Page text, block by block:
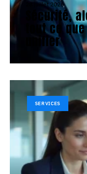
28 juillet 2026
Sécurité,
tout ce
unifier
SERVICES